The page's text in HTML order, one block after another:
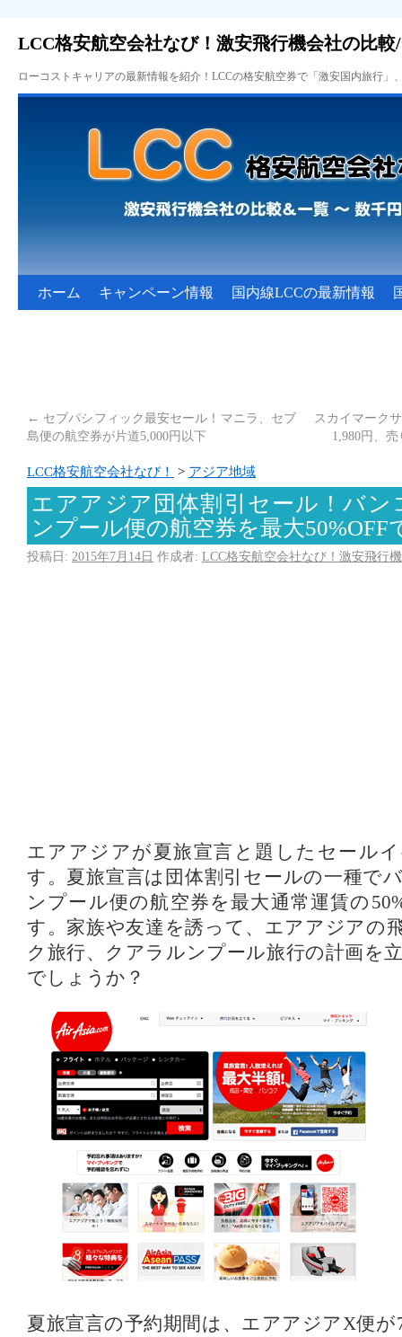
LCC格安航空会社なび！激安飛行機会社の比較
ローコストキャリアの最新情報を紹介！LCCの格安航空券で「激安国内旅行
ホーム キャンペーン情報 国内線LCCの最新情報
← セブパシフィック最安セール！マニラ、セブ
島便の航空券が片道5,000円以下
スカイマーク
1,980円、
LCC格安航空会社なび！ > アジア地域
エアアジア団体割引セール！バン
ンプール便の航空券を最大50%OFF
投稿日: 2015年7月14日 作成者: LCC格安航空会社なび！激安飛行
エアアジアが夏旅宣言と題したセール
す。夏旅宣言は団体割引セールの一種で
ンプール便の航空券を最大通常運賃の
す。家族や友達を誘って、エアアジアの
ク旅行、クアラルンプール旅行の計画を
でしょうか？
夏旅宣言の予約期間は、エアアジアX便